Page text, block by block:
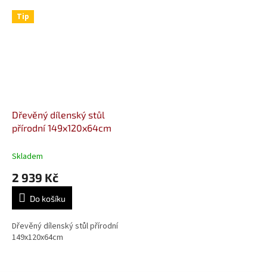
Tip
Dřevěný dílenský stůl
přírodní 149x120x64cm
Skladem
2 939 Kč
Do košíku
Dřevěný dílenský stůl přírodní
149x120x64cm